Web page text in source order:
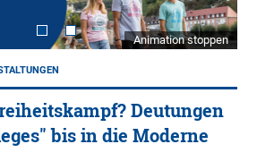
Animation stoppen
Deutungen
bis in die Moderne